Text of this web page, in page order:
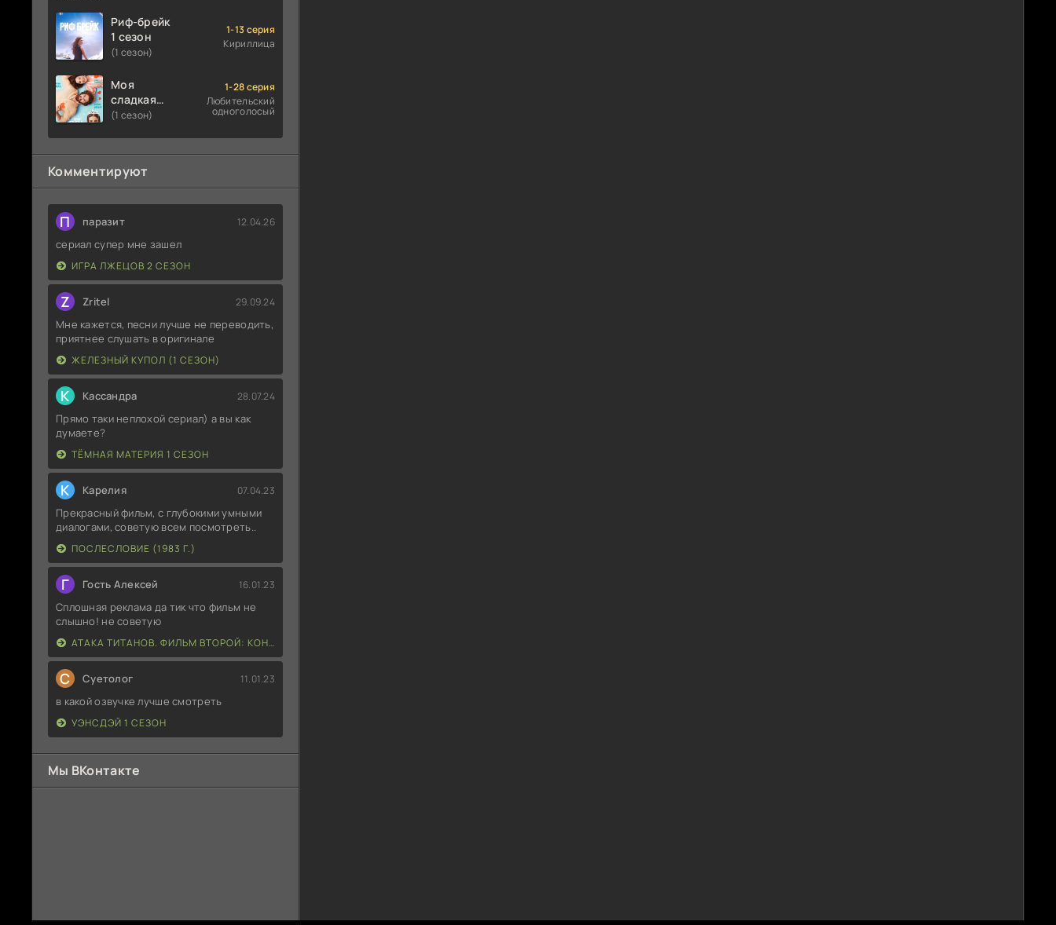
Риф-брейк
1 сезон
(1 сезон)
1-13 серия
Кириллица
Моя
сладкая
ложь 1
(1 сезон)
1-28 серия
Любительский
одноголосый
Комментируют
П паразит 12.04.26
сериал супер мне зашел
ИГРА ЛЖЕЦОВ 2 СЕЗОН
Z Zritel 29.09.24
Мне кажется, песни лучше не переводить,
приятнее слушать в оригинале
ЖЕЛЕЗНЫЙ КУПОЛ (1 СЕЗОН)
К Кассандра 28.07.24
Прямо таки неплохой сериал) а вы как
думаете?
ТЁМНАЯ МАТЕРИЯ 1 СЕЗОН
К Карелия 07.04.23
Прекрасный фильм, с глубокими умными
диалогами, советую всем посмотреть..
ПОСЛЕСЛОВИЕ (1983 Г.)
Г Гость Алексей 16.01.23
Сплошная реклама да тик что фильм не
слышно! не советую
АТАКА ТИТАНОВ. ФИЛЬМ ВТОРОЙ: КОНЕЦ СВЕТА
С Суетолог 11.01.23
в какой озвучке лучше смотреть
УЭНСДЭЙ 1 СЕЗОН
Мы ВКонтакте